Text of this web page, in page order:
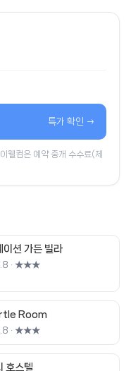
특가 확인 →
웰컴은 예약 중개 수수료(제
이션 가든 빌라
· ★★★
Room
· ★★★
호스텔